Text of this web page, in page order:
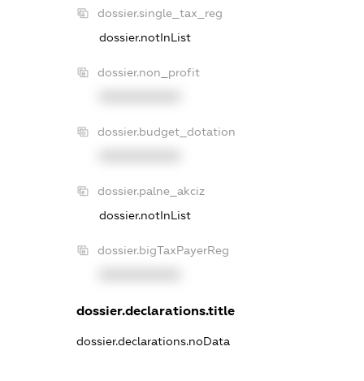
dossier.single_tax_reg
dossier.notInList
dossier.non_profit
dossier.budget_dotation
dossier.palne_akciz
dossier.notInList
dossier.bigTaxPayerReg
dossier.declarations.title
dossier.declarations.noData